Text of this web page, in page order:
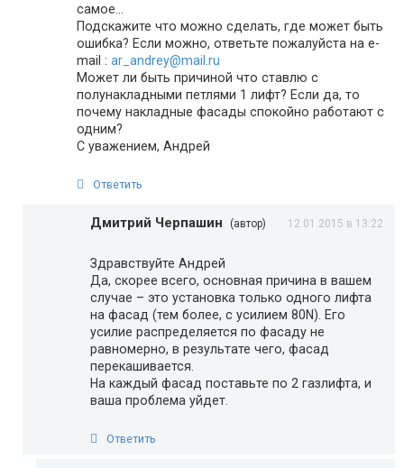
самое…
Подскажите что можно сделать, где может быть
ошибка? Если можно, ответьте пожалуйста на e-
mail : ar_andrey@mail.ru
Может ли быть причиной что ставлю с
полунакладными петлями 1 лифт? Если да, то
почему накладные фасады спокойно работают с
одним?
С уважением, Андрей
Ответить
Дмитрий Черпашин (автор) 12.01.2015 в 13:22
Здравствуйте Андрей
Да, скорее всего, основная причина в вашем
случае – это установка только одного лифта
на фасад (тем более, с усилием 80N). Его
усилие распределяется по фасаду не
равномерно, в результате чего, фасад
перекашивается.
На каждый фасад поставьте по 2 газлифта, и
ваша проблема уйдет.
Ответить